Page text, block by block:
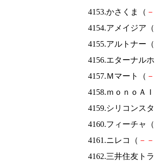
4153.かさくま（ －
4154.アメイジア（
4155.アルトナー（
4156.エターナル
4157.Ｍマート（ －
4158.ｍｏｎｏＡ
4159.シリコンス
4160.フィーチャ（
4161.ニレコ（ － －
4162.三井住友ト